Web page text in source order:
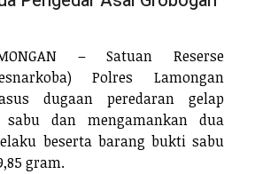
– Satuan Reserse
Polres Lamongan
dugaan peredaran gelap
dan mengamankan dua
beserta barang bukti sabu
gram.